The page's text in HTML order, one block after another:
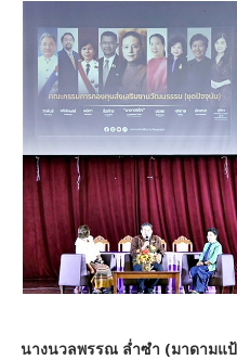
นางนวลพรรณ ล่ำซำ (มาดามแ